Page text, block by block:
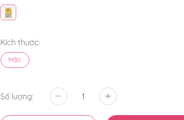
Kích thước:
Mặc
Số lượng: